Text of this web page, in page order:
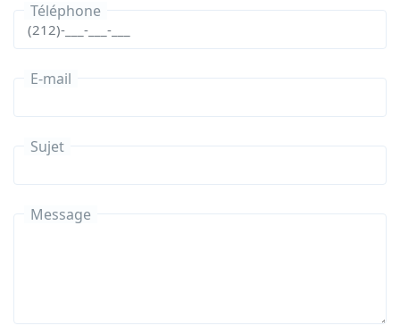
Téléphone
E-mail
Sujet
Message